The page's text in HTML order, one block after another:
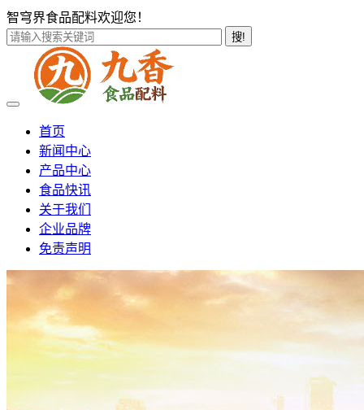
智穹界食品配料欢迎您！
搜!
首页
新闻中心
产品中心
食品快讯
关于我们
企业品牌
免责声明